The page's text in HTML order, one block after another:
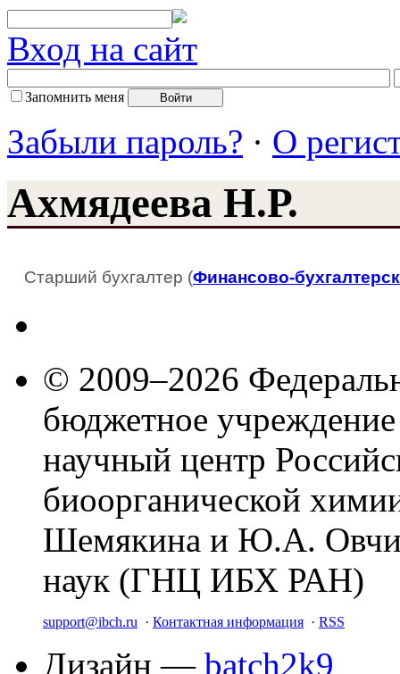
Вход на сайт
Запомнить меня
Забыли пароль? · О
Ахмядеева Н.Р.
Старший бухгалтер (Финансово-
© 2009–2026
бюджетное
научный центр
биоорганической
Шемякина и Ю.А.
наук (ГНЦ ИБХ РАН)
support@ibch.ru · Контактная информация · RSS
Дизайн — batch2k9